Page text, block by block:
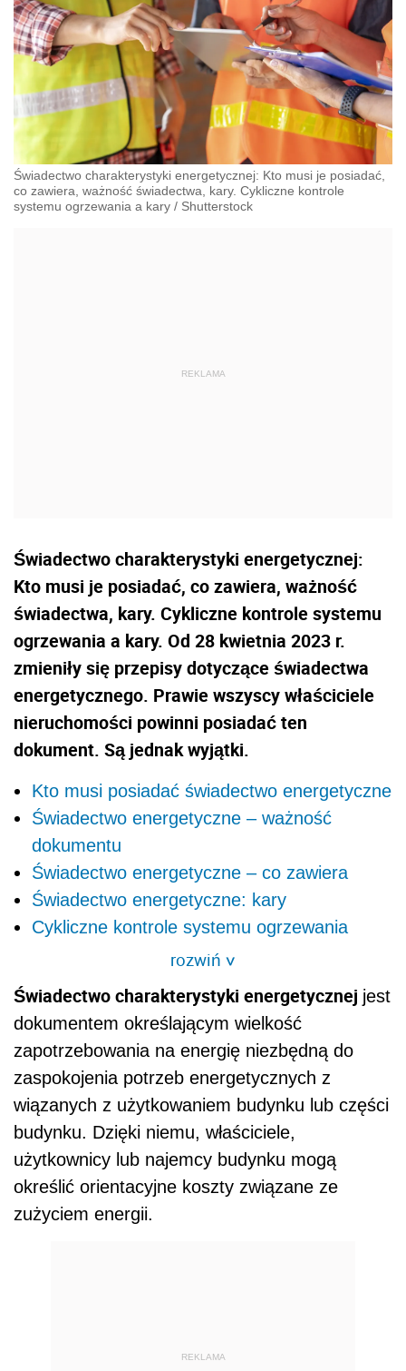
Świadectwo charakterystyki energetycznej: Kto musi je posiadać,
co zawiera, ważność świadectwa, kary. Cykliczne kontrole
systemu ogrzewania a kary / Shutterstock
Świadectwo charakterystyki energetycznej:
Kto musi je posiadać, co zawiera, ważność
świadectwa, kary. Cykliczne kontrole systemu
ogrzewania a kary. Od 28 kwietnia 2023 r.
zmieniły się przepisy dotyczące świadectwa
energetycznego. Prawie wszyscy właściciele
nieruchomości powinni posiadać ten
dokument. Są jednak wyjątki.
Kto musi posiadać świadectwo energetyczne
Świadectwo energetyczne – ważność
dokumentu
Świadectwo energetyczne – co zawiera
Świadectwo energetyczne: kary
Cykliczne kontrole systemu ogrzewania
rozwiń>
Świadectwo charakterystyki energetycznej jest
dokumentem określającym wielkość
zapotrzebowania na energię niezbędną do
zaspokojenia potrzeb energetycznych z
wiązanych z użytkowaniem budynku lub części
budynku. Dzięki niemu, właściciele,
użytkownicy lub najemcy budynku mogą
określić orientacyjne koszty związane ze
zużyciem energii.
REKLAMA